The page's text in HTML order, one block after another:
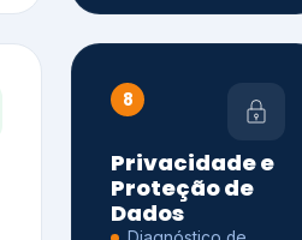
8
Privacidade e
Proteção de
Dados